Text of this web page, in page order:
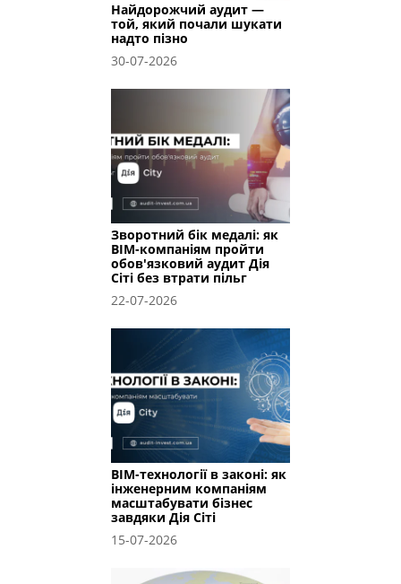
Найдорожчий аудит —
той, який почали шукати
надто пізно
30-07-2026
Зворотний бік медалі: як
BIM-компаніям пройти
обов'язковий аудит Дія
Сіті без втрати пільг
22-07-2026
BIM-технології в законі: як
інженерним компаніям
масштабувати бізнес
завдяки Дія Сіті
15-07-2026